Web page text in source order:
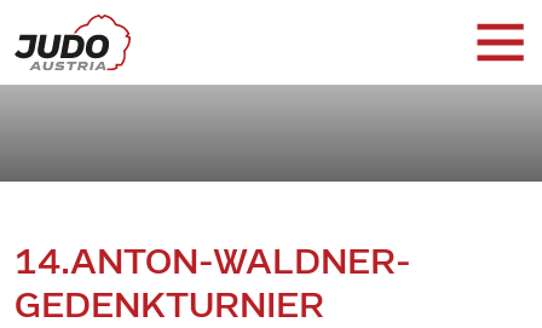
14.ANTON-WALDNER-
GEDENKTURNIER